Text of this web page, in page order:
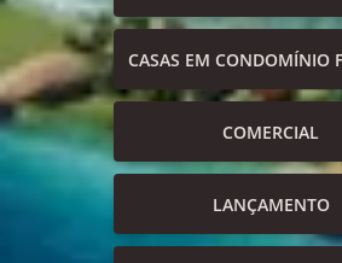
CASAS EM CONDOMÍNIO
COMERCIAL
LANÇAMENTO